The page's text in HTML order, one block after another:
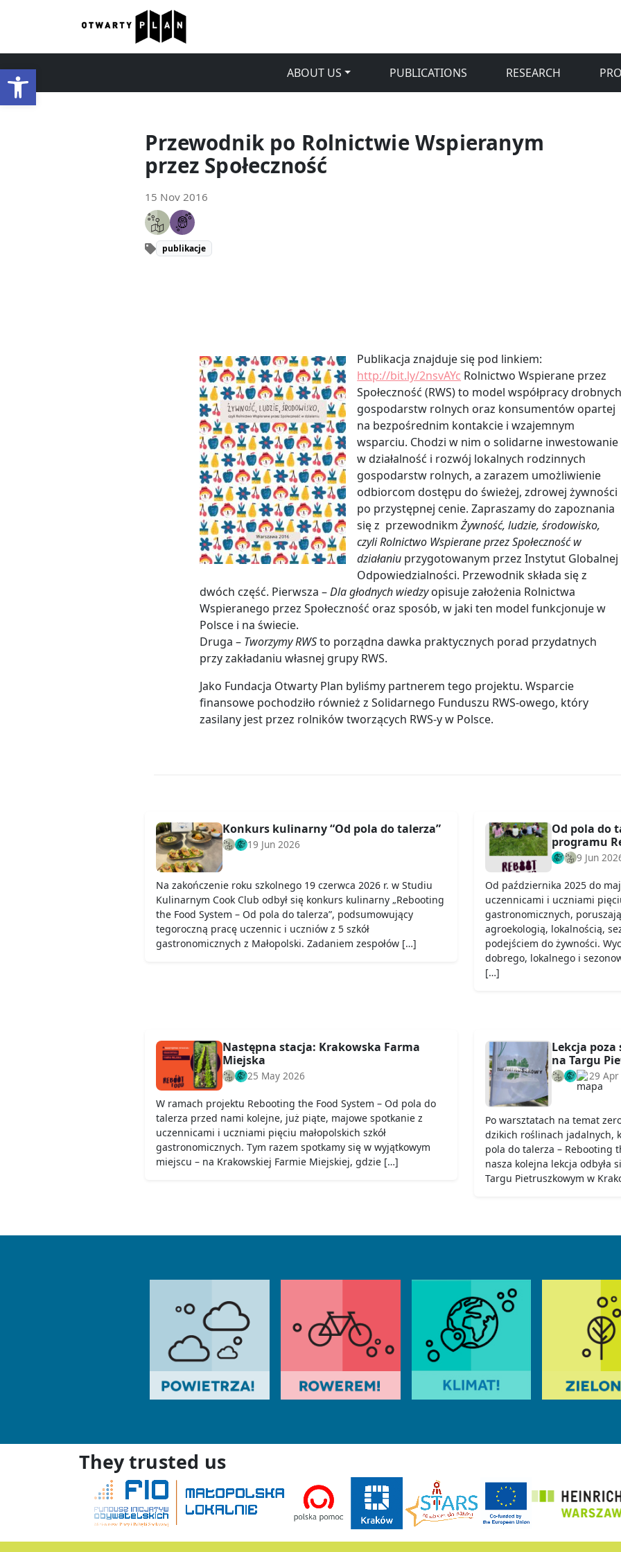
Open toolbar ABOUT US PUBLICATIONS RESEARCH
Przewodnik po Rolnictwie Wspieranym
przez Społeczność
15 Nov 2016
publikacje
Publikacja znajduje się pod linkiem:
http://bit.ly/2nsvAYc Rolnictwo Wspierane przez
Społeczność (RWS) to model współpracy
gospodarstw rolnych oraz konsumentów opartej
na bezpośrednim kontakcie i wzajemnym
wsparciu. Chodzi w nim o solidarne inwestowanie
w działalność i rozwój lokalnych rodzinnych
gospodarstw rolnych, a zarazem umożliwienie
odbiorcom dostępu do świeżej, zdrowej żywności
po przystępnej cenie. Zapraszamy do zapoznania
się z przewodnikmŻywność, ludzie, środowisko,
czyli Rolnictwo Wspierane przez Społeczność w
działaniu przygotowanym przez Instytut Globalnej
Odpowiedzialności. Przewodnik składa się z
dwóch część. Pierwsza –Dla głodnych wiedzyopisuje założenia Rolnictwa
Wspieranego przez Społeczność oraz sposób, w jaki ten model funkcjonuje w
Polsce i na świecie.
Druga – Tworzymy RWSto porządna dawka praktycznych porad przydatnych
przy zakładaniu własnej grupy RWS.
Jako Fundacja Otwarty Plan byliśmy partnerem tego projektu. Wsparcie
finansowe pochodziło również z Solidarnego Funduszu RWS-owego, który
zasilany jest przez rolników tworzących RWS-y w Polsce.
Konkurs kulinarny “Od pola do talerza”
19 Jun 2026
Na zakończenie roku szkolnego 19 czerwca 2026 r. w Studiu
Kulinarnym Cook Club odbył się konkurs kulinarny „Rebooting
the Food System – Od pola do talerza”, podsumowujący
tegoroczną pracę uczennic i uczniów z 5 szkół
gastronomicznych z Małopolski. Zadaniem zespołów […]
Od pola do
programu
9 Jun
Od października 2025 do
uczennicami i uczniami
gastronomicznych,
agroekologią, lokalnością,
podejściem do żywności.
dobrego, lokalnego i
[…]
Następna stacja: Krakowska Farma
Miejska
25 May 2026
W ramach projektu Rebooting the Food System – Od pola do
talerza przed nami kolejne, już piąte, majowe spotkanie z
uczennicami i uczniami pięciu małopolskich szkół
gastronomicznych. Tym razem spotkamy się w wyjątkowym
miejscu – na Krakowskiej Farmie Miejskiej, gdzie […]
Lekcja poza
na Targu
29
Po warsztatach na temat
dzikich roślinach jadalnych,
pola do talerza – Rebooting
nasza kolejna lekcja odbyła
Targu Pietruszkowym w
They trusted us